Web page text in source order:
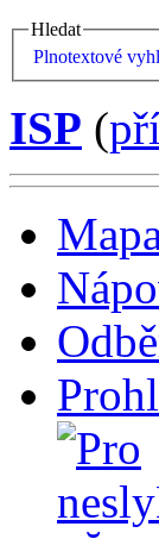
Hledat
Plnotextové
ISP (